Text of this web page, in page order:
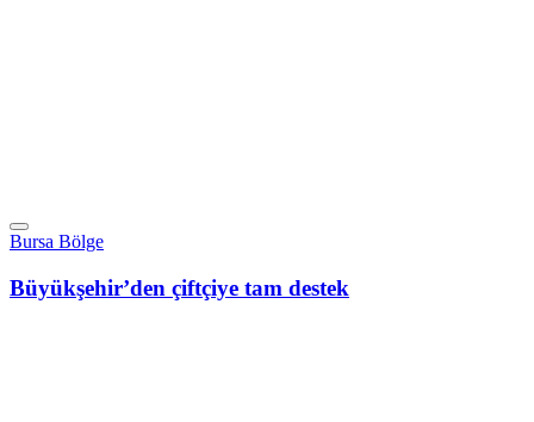
Bursa Bölge
Büyükşehir’den çiftçiye tam destek